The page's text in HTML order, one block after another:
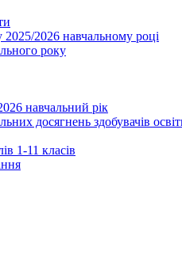
2025/2026 навчальному році
року
навчальний рік
досягнень здобувачів
1-11 класів